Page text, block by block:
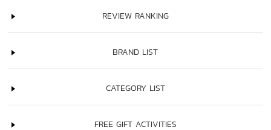
REVIEW RANKING
BRAND LIST
CATEGORY LIST
FREE GIFT ACTIVITIES